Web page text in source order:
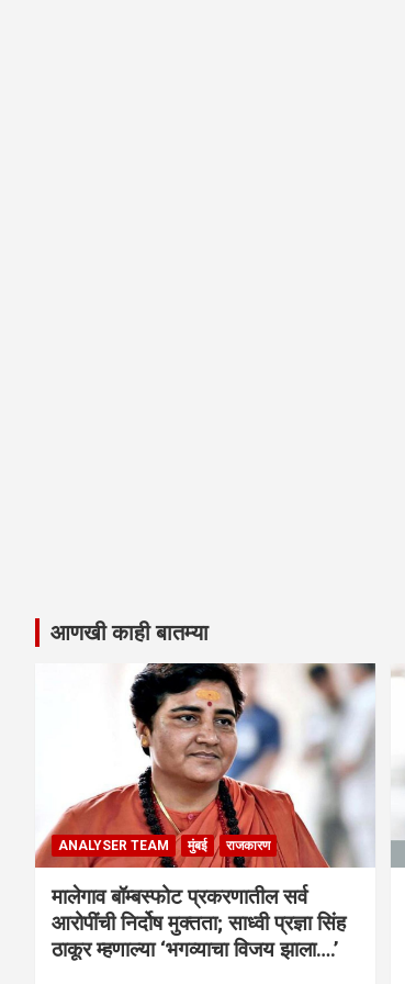
आणखी काही बातम्या
ANALYSER TEAM मुंबई राजकारण
मालेगाव बॉम्बस्फोट प्रकरणातील सर्व
आरोपींची निर्दोष मुक्तता; साध्वी प्रज्ञा सिंह
ठाकूर म्हणाल्या ‘भगव्याचा विजय झाला….’